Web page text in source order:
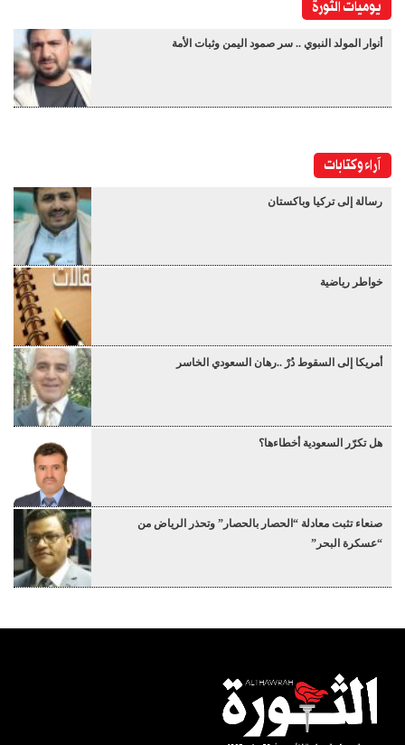
يوميات الثورة
أنوار المولد النبوي .. سر صمود اليمن وثبات الأمة
آراء وكتابات
رسالة إلى تركيا وباكستان
خواطر رياضية
أمريكا إلى السقوط دُرْ ..رهان السعودي الخاسر
هل تكرّر السعودية أخطاءها؟
صنعاء تثبت معادلة “الحصار بالحصار” وتحذر الرياض من
“عسكرة البحر”